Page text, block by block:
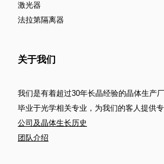
激光器
法拉第隔离器
关于我们
我们是有着超过30年长晶经验的晶体生产
毕业于光学相关专业，为我们的客人提供专
公司及晶体生长历史
团队介绍